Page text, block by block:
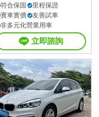
符合保固
里程保證
實車實價
友善試車
非多元化營業用車
立即諮詢